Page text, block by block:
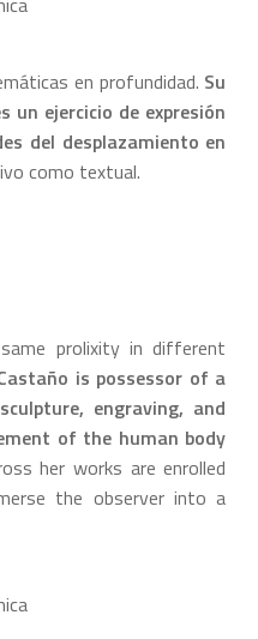
en profundidad. Su
un ejercicio de expresión
del desplazamiento en
como textual.
prolixity in different
is possessor of a
engraving, and
of the human body
her works are enrolled
the observer into a